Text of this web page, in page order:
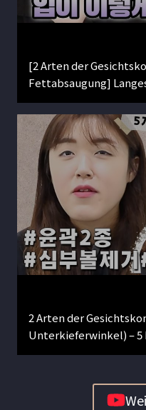
[2 Arten der
Fettabsaugung]
2 Arten der
Unterkieferwinkel) –